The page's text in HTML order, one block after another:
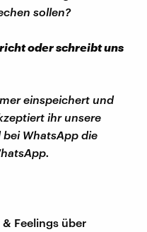
sollen?
oder schreibt uns
einspeichert und
ihr unsere
WhatsApp die
Feelings über